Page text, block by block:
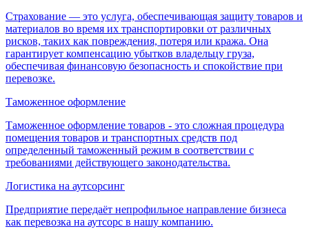
Страхование — это услуга, обеспечивающая защиту товаров и
материалов во время их транспортировки от различных
рисков, таких как повреждения, потеря или кража. Она
гарантирует компенсацию убытков владельцу груза,
обеспечивая финансовую безопасность и спокойствие при
перевозке.
Таможенное оформление
Таможенное оформление товаров - это сложная процедура
помещения товаров и транспортных средств под
определенный таможенный режим в соответствии с
требованиями действующего законодательства.
Логистика на аутсорсинг
Предприятие передаёт непрофильное направление бизнеса
как перевозка на аутсорс в нашу компанию.